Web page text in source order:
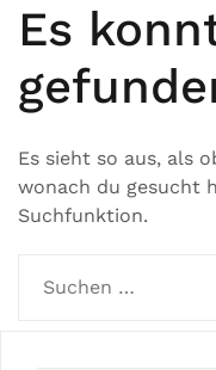
Es
Es sieht so aus, als
wonach du gesucht
Suchfunktion.
nach: